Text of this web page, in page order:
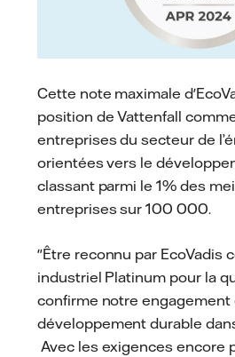
Cette note maximale
position de Vattenfall
entreprises du secteur de
orientées vers le
classant parmi le 1% des
entreprises sur 100 000.
"Être reconnu par EcoVadis
industriel Platinum pour la
confirme notre engagement
développement durable
Avec les exigences encore